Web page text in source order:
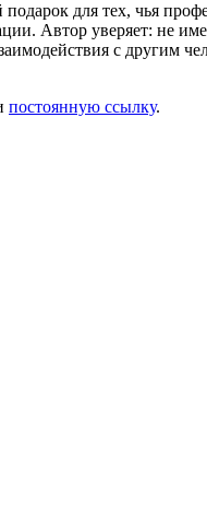
для тех, чья
Автор уверяет: не
с другим
постоянную ссылку.